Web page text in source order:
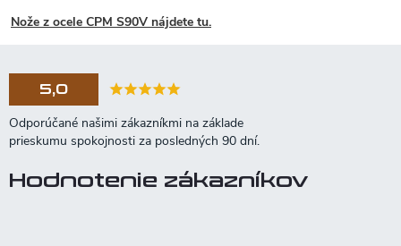
Nože z ocele CPM S90V nájdete tu.
5,0
Hodnotenie zákazníkov